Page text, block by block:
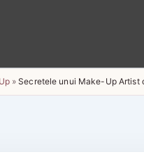
»Secretele unui Make-Up Artist